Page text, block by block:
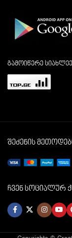
გამოიწერე
შეძენის
ჩვენ სოციალურ